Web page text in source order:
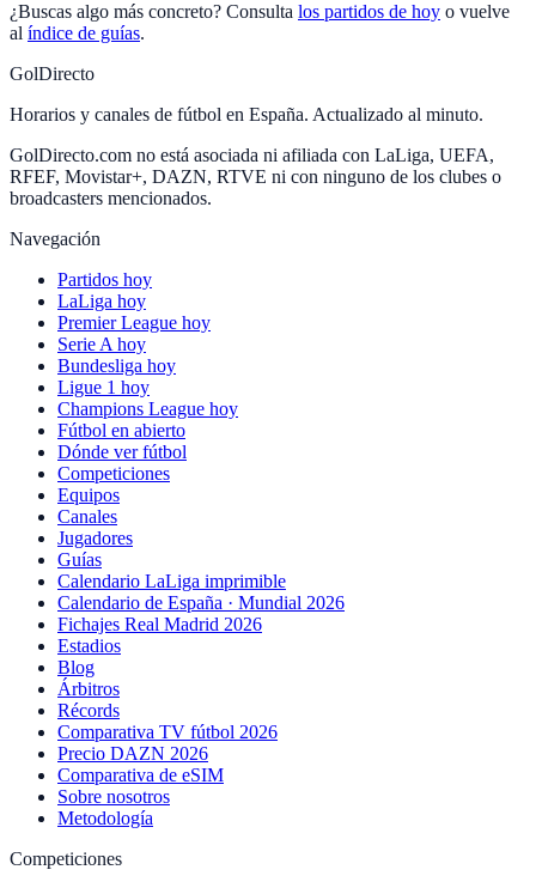
¿Buscas algo más concreto? Consulta los partidos de hoy o vuelve
al índice de guías.
GolDirecto
Horarios y canales de fútbol en España. Actualizado al minuto.
GolDirecto.com no está asociada ni afiliada con LaLiga, UEFA,
RFEF, Movistar+, DAZN, RTVE ni con ninguno de los clubes o
broadcasters mencionados.
Navegación
Partidos hoy
LaLiga hoy
Premier League hoy
Serie A hoy
Bundesliga hoy
Ligue 1 hoy
Champions League hoy
Fútbol en abierto
Dónde ver fútbol
Competiciones
Equipos
Canales
Jugadores
Guías
Calendario LaLiga imprimible
Calendario de España · Mundial 2026
Fichajes Real Madrid 2026
Estadios
Blog
Árbitros
Récords
Comparativa TV fútbol 2026
Precio DAZN 2026
Comparativa de eSIM
Sobre nosotros
Metodología
Competiciones